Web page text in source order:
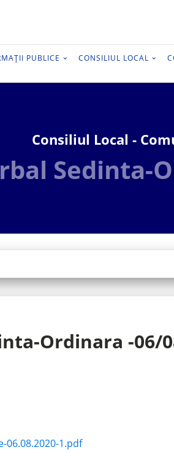
PUBLICE CONSILIUL LOCAL
Consiliul Local -
Sedinta-
Ordinara -06/
06.08.2020-1.pdf